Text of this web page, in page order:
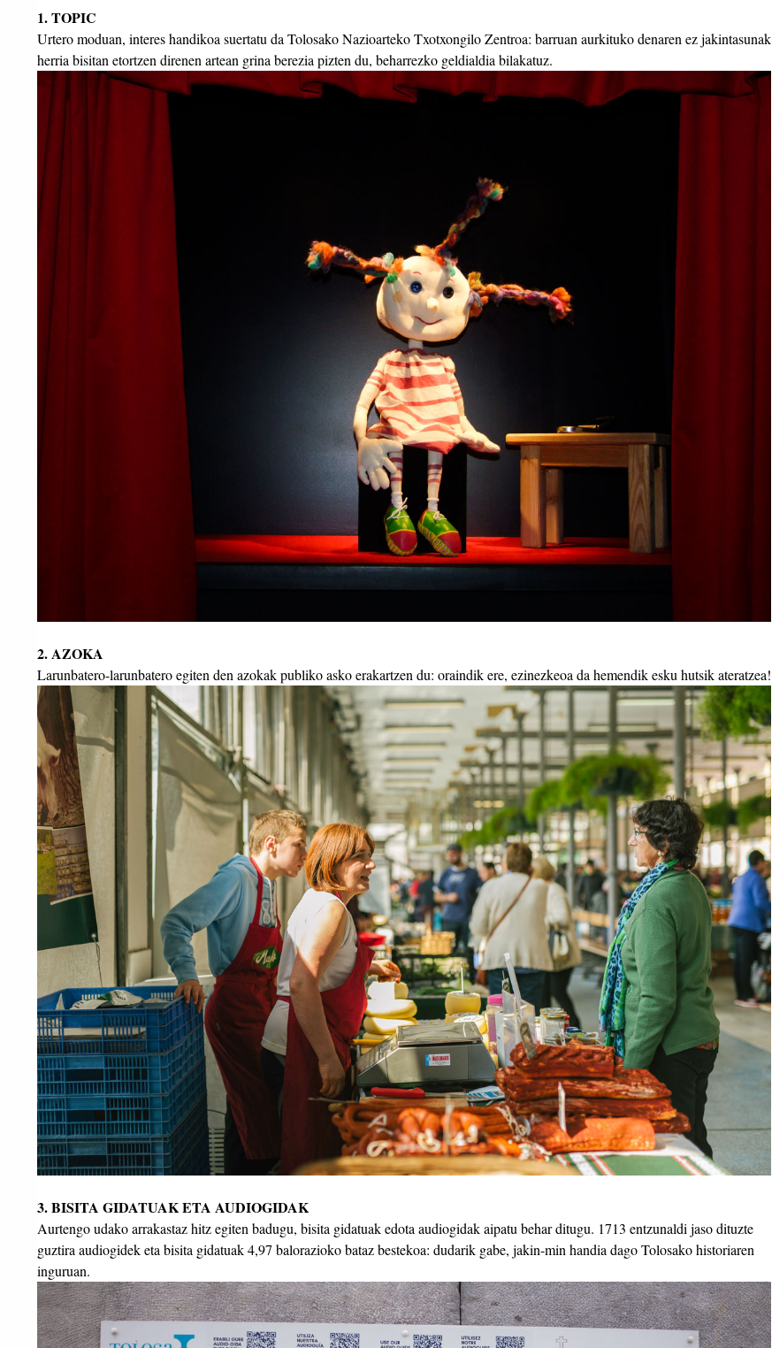
1. TOPIC
Urtero moduan, interes handikoa suertatu da Tolosako Nazioarteko Txotxongilo Zentroa: barruan aurkituko denaren ez jakintasunak
herria bisitan etortzen direnen artean grina berezia pizten du, beharrezko geldialdia bilakatuz.
2. AZOKA
Larunbatero-larunbatero egiten den azokak publiko asko erakartzen du: oraindik ere, ezinezkeoa da hemendik esku hutsik ateratzea!
3. BISITA GIDATUAK ETA AUDIOGIDAK
Aurtengo udako arrakastaz hitz egiten badugu, bisita gidatuak edota audiogidak aipatu behar ditugu. 1713 entzunaldi jaso dituzte
guztira audiogidek eta bisita gidatuak 4,97 balorazioko bataz bestekoa: dudarik gabe, jakin-min handia dago Tolosako historiaren
inguruan.